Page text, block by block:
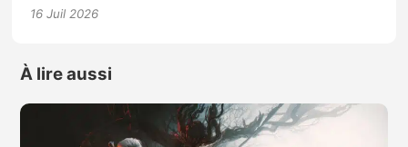
16 Juil 2026
À lire aussi